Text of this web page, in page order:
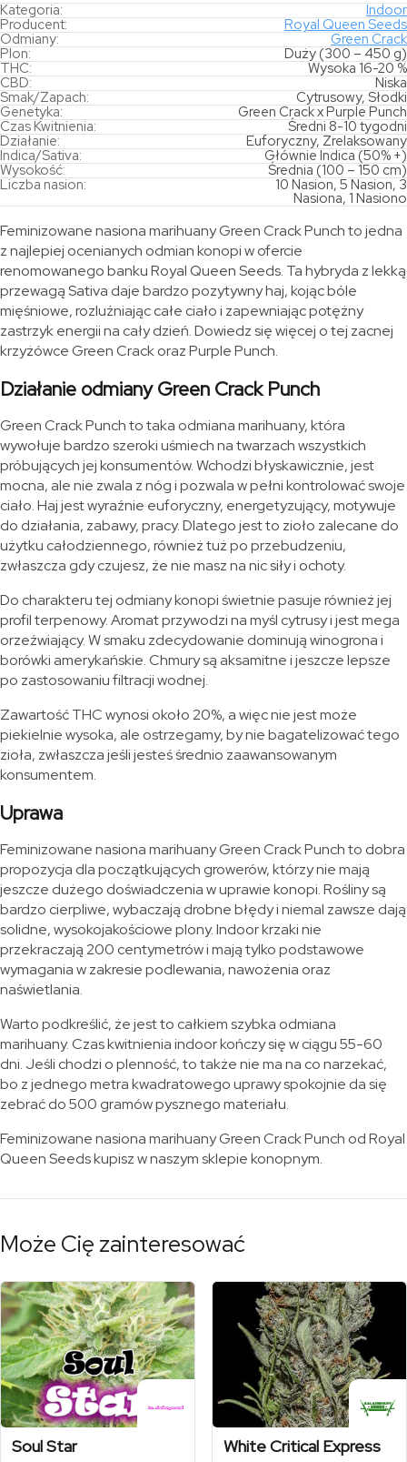
Kategoria:
Indoor
Producent:
Royal Queen Seeds
Odmiany:
Green Crack
Plon:
Duży (300 – 450 g)
THC:
Wysoka 16-20 %
CBD:
Niska
Smak/Zapach:
Cytrusowy, Słodki
Genetyka:
Green Crack x Purple Punch
Czas Kwitnienia:
Średni 8-10 tygodni
Działanie:
Euforyczny, Zrelaksowany
Indica/Sativa:
Głównie Indica (50% +)
Wysokość:
Średnia (100 – 150 cm)
Liczba nasion:
10 Nasion, 5 Nasion, 3
Nasiona, 1 Nasiono
Feminizowane nasiona marihuany Green Crack Punch to jedna
z najlepiej ocenianych odmian konopi w ofercie
renomowanego banku Royal Queen Seeds. Ta hybryda z lekką
przewagą Sativa daje bardzo pozytywny haj, kojąc bóle
mięśniowe, rozluźniając całe ciało i zapewniając potężny
zastrzyk energii na cały dzień. Dowiedz się więcej o tej zacnej
krzyżówce Green Crack oraz Purple Punch.
Działanie odmiany Green Crack Punch
Green Crack Punch to taka odmiana marihuany, która
wywołuje bardzo szeroki uśmiech na twarzach wszystkich
próbujących jej konsumentów. Wchodzi błyskawicznie, jest
mocna, ale nie zwala z nóg i pozwala w pełni kontrolować swoje
ciało. Haj jest wyraźnie euforyczny, energetyzujący, motywuje
do działania, zabawy, pracy. Dlatego jest to zioło zalecane do
użytku całodziennego, również tuż po przebudzeniu,
zwłaszcza gdy czujesz, że nie masz na nic siły i ochoty.
Do charakteru tej odmiany konopi świetnie pasuje również jej
profil terpenowy. Aromat przywodzi na myśl cytrusy i jest mega
orzeźwiający. W smaku zdecydowanie dominują winogrona i
borówki amerykańskie. Chmury są aksamitne i jeszcze lepsze
po zastosowaniu filtracji wodnej.
Zawartość THC wynosi około 20%, a więc nie jest może
piekielnie wysoka, ale ostrzegamy, by nie bagatelizować tego
zioła, zwłaszcza jeśli jesteś średnio zaawansowanym
konsumentem.
Uprawa
Feminizowane nasiona marihuany Green Crack Punch to dobra
propozycja dla początkujących growerów, którzy nie mają
jeszcze dużego doświadczenia w uprawie konopi. Rośliny są
bardzo cierpliwe, wybaczają drobne błędy i niemal zawsze dają
solidne, wysokojakościowe plony. Indoor krzaki nie
przekraczają 200 centymetrów i mają tylko podstawowe
wymagania w zakresie podlewania, nawożenia oraz
naświetlania.
Warto podkreślić, że jest to całkiem szybka odmiana
marihuany. Czas kwitnienia indoor kończy się w ciągu 55-60
dni. Jeśli chodzi o plenność, to także nie ma na co narzekać,
bo z jednego metra kwadratowego uprawy spokojnie da się
zebrać do 500 gramów pysznego materiału.
Feminizowane nasiona marihuany Green Crack Punch od Royal
Queen Seeds kupisz w naszym sklepie konopnym.
Może Cię zainteresować
Soul Star White Critical Express